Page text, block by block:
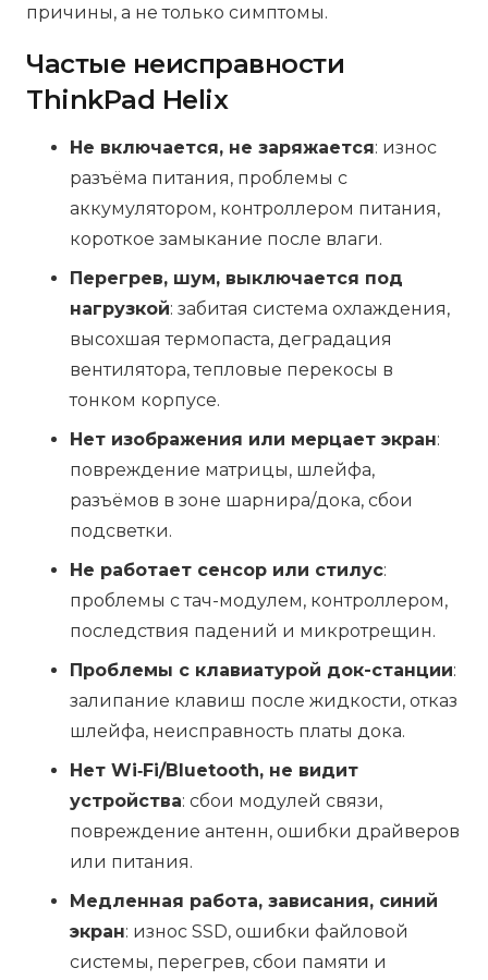
причины, а не только симптомы.
Частые неисправности
ThinkPad Helix
Не включается, не заряжается: износ
разъёма питания, проблемы с
аккумулятором, контроллером питания,
короткое замыкание после влаги.
Перегрев, шум, выключается под
нагрузкой: забитая система охлаждения,
высохшая термопаста, деградация
вентилятора, тепловые перекосы в
тонком корпусе.
Нет изображения или мерцает экран:
повреждение матрицы, шлейфа,
разъёмов в зоне шарнира/дока, сбои
подсветки.
Не работает сенсор или стилус:
проблемы с тач-модулем, контроллером,
последствия падений и микротрещин.
Проблемы с клавиатурой док-станции:
залипание клавиш после жидкости, отказ
шлейфа, неисправность платы дока.
Нет Wi‑Fi/Bluetooth, не видит
устройства: сбои модулей связи,
повреждение антенн, ошибки драйверов
или питания.
Медленная работа, зависания, синий
экран: износ SSD, ошибки файловой
системы, перегрев, сбои памяти и